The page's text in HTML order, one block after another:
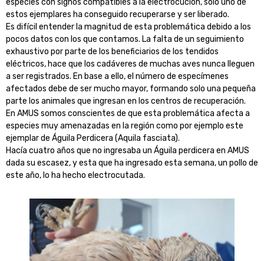
especies con signos compatibles a la electrocución, solo uno de
estos ejemplares ha conseguido recuperarse y ser liberado.
Es difícil entender la magnitud de esta problemática debido a los
pocos datos con los que contamos. La falta de un seguimiento
exhaustivo por parte de los beneficiarios de los tendidos
eléctricos, hace que los cadáveres de muchas aves nunca lleguen
a ser registrados. En base a ello, el número de especímenes
afectados debe de ser mucho mayor, formando solo una pequeña
parte los animales que ingresan en los centros de recuperación.
En AMUS somos conscientes de que esta problemática afecta a
especies muy amenazadas en la región como por ejemplo este
ejemplar de Águila Perdicera (Aquila fasciata).
Hacía cuatro años que no ingresaba un Águila perdicera en AMUS
dada su escasez, y esta que ha ingresado esta semana, un pollo de
este año, lo ha hecho electrocutada.